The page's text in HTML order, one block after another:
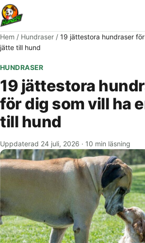
Hem / Hundraser / 19 jättestora hundraser
jätte till hund
HUNDRASER
19 jättestora
för dig som vill ha
till hund
Uppdaterad 24 juli, 2026 · 10 min läsning